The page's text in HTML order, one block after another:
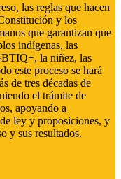
las reglas que hacen
y los
que garantizan que
indígenas, las
la niñez, las
este proceso se hará
de tres décadas de
el trámite de
apoyando a
ley y proposiciones, y
y sus resultados.